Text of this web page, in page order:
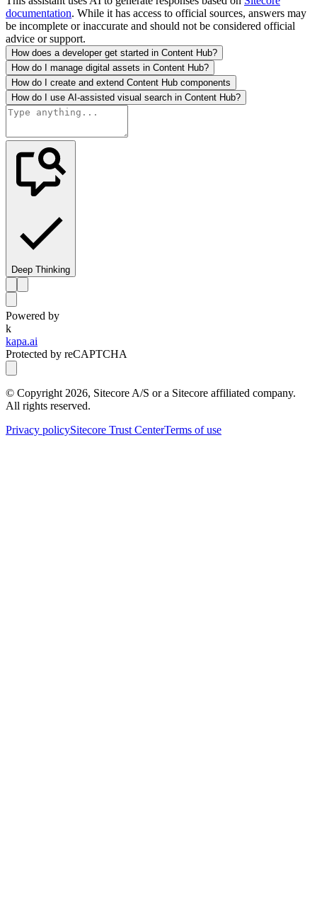
documentation. While it has access to official sources, answers may
be incomplete or inaccurate and should not be considered official
advice or support.
How does a developer get started in Content Hub?
How do I manage digital assets in Content Hub?
How do I create and extend Content Hub components
How do I use AI-assisted visual search in Content Hub?
Deep Thinking
Powered by
k
kapa.ai
Protected by reCAPTCHA
© Copyright 2026, Sitecore A/S or a Sitecore affiliated company.
All rights reserved.
Privacy policySitecore Trust CenterTerms of use